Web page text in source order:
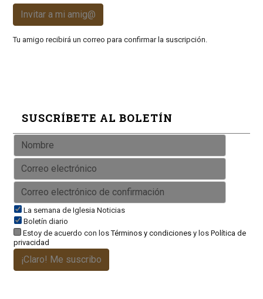
Invitar a mi amig@
Tu amigo recibirá un correo para confirmar la suscripción.
SUSCRÍBETE AL BOLETÍN
La semana de Iglesia Noticias
Boletín diario
Estoy de acuerdo con losTérminos y condicionesy los Política de
privacidad
¡Claro! Me suscribo